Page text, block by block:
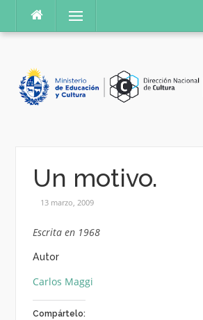
contenido
Menú
Un motivo.
13 marzo, 2009
Escrita en 1968
Autor
Carlos Maggi
Compártelo: